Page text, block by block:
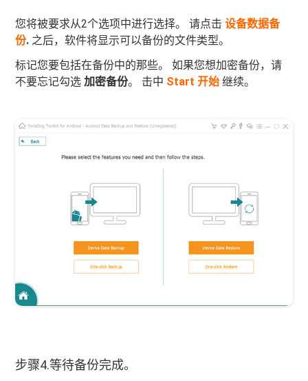
您将被要求从2个选项中进行选择。 请点击设备数据备
份. 之后，软件将显示可以备份的文件类型。
标记您要包括在备份中的那些。 如果您想加密备份，请
不要忘记勾选加密备份。 击中 Start 开始 继续。
步骤4.等待备份完成。